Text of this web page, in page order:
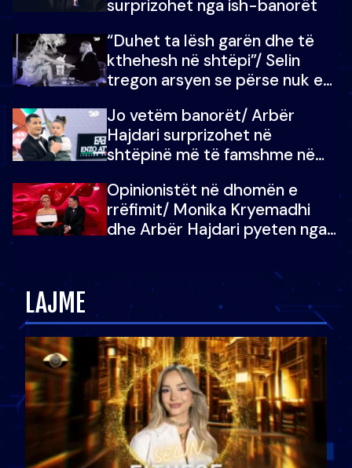
surprizohet nga ish-banorët
“Duhet ta lësh garën dhe të
kthehesh në shtëpi”/ Selin
tregon arsyen se përse nuk e
çoja luftën time deri në fund
Jo vetëm banorët/ Arbër
Hajdari surprizohet në
shtëpinë më të famshme në
vajzën e tij
Opinionistët në dhomën e
rrëfimit/ Monika Kryemadhi
dhe Arbër Hajdari pyeten nga
zëvendësonit njëri-tjetrin?
LAJME